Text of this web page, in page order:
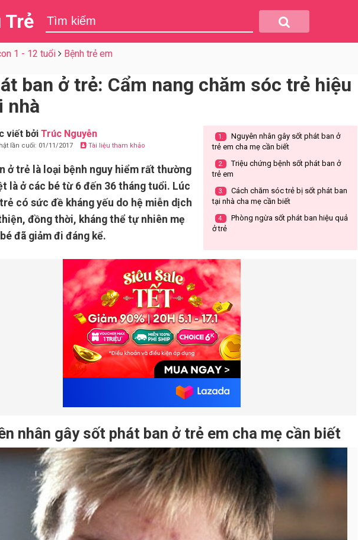
Trẻ
1 - 12 tuổi Bệnh trẻ em
ban ở trẻ: Cẩm nang chăm sóc trẻ hiệu
nhà
viết bởi Trúc Nguyễn
lần cuối: 01/11/2017 Tài liệu tham khảo
ở trẻ là loại bệnh nguy hiểm rất thường
là ở các bé từ 6 đến 36 tháng tuổi. Lúc
có sức đề kháng yếu do hệ miễn dịch
đồng thời, kháng thể tự nhiên mẹ
đã giảm đi đáng kể.
1.
Nguyên nhân gây sốt phát ban ở
trẻ em cha mẹ cần biết
2.
Triệu chứng bệnh sốt phát ban ở
trẻ em
3.
Cách chăm sóc trẻ bị sốt phát ban
tại nhà cha mẹ cần biết
4.
Phòng ngừa sốt phát ban hiệu quả
ở trẻ
nhân gây sốt phát ban ở trẻ em cha mẹ cần biết